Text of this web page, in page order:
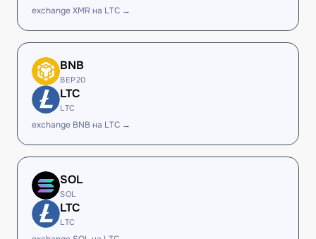
exchange XMR на LTC →
BNB
BEP20
LTC
LTC
exchange BNB на LTC →
SOL
SOL
LTC
LTC